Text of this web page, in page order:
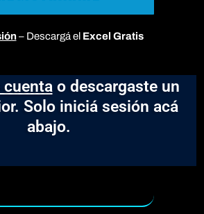
– Descargá el Excel Gratis
cuentao descargaste un
Solo iniciá sesión acá
abajo.